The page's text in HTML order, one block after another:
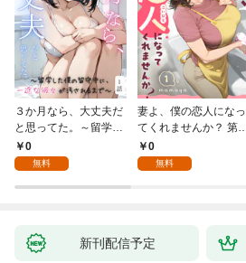
３か月なら、大丈夫だ
と思ってた。～留学し
た僕の留守中に、一途
な彼女が汚されるまで
0
無料
妻よ、僕の恋人になっ
てくれませんか？ 第1
話0
無料
新刊配信予定